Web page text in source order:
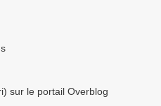
sur le portail Overblog